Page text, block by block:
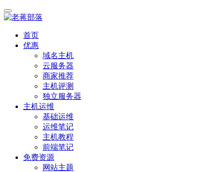
首页
优惠
域名主机
云服务器
商家推荐
主机评测
独立服务器
主机运维
基础运维
运维笔记
主机教程
前端笔记
免费资源
网站主题